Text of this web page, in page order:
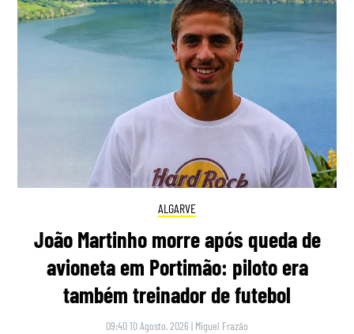
ALGARVE
João Martinho morre após queda de
avioneta em Portimão: piloto era
também treinador de futebol
09:40 10 Agosto, 2026 | Miguel Frazão